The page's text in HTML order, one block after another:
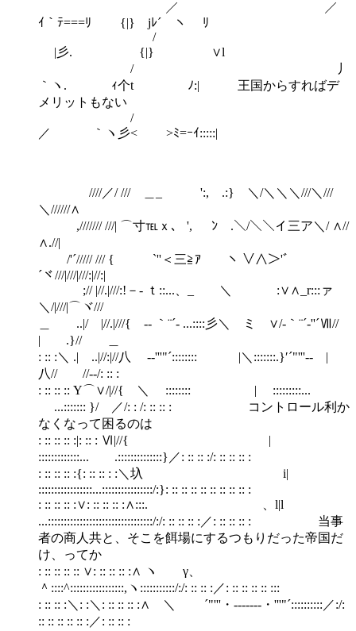
／ ／
ｲ｀ﾃ===ﾘ {|} jﾚ´ ヽ ﾘ
/
|彡. {|} ∨l
/ 丿
｀ヽ. ｨ个t ﾉ:| 王国からすればデ
メリットもない
/
／ ｀ヽ彡< >ﾐ=ｰｲ:::::|
////／/ /// ＿_ ':, .:} ＼/＼＼＼///＼///
＼//////∧
,/////// ///| ⌒寸℡ｘ、 ', ﾝ .＼/＼＼イ三ア＼/ ∧//
∧.//|
/'´///// /// { `''＜三≧ｱ ヽ ∨∧＞'ﾞ
´ヾ///|///|///:|//:|
;// |//.|///:!－- ｔ::...、_ ＼ :∨∧_r:::ァ
＼/|///|⌒ヾ///
＿ ..|/ |//.|///{ゝ-- ｀¨´- ...::::彡＼ ミ ∨/-｀¨´-''´Ⅶ//
| .}// ＿
: :: :＼ .| ..|//:|//八 -‐'''"´:::::::: |＼:::::::.}′´"'''‐- |
八// //--/: :: :
: :: :: :: Y⌒∨/|//{ ＼ :::::::: | :::::::::...
...::::::: }/ ／/: : /: :: :: : コントロール利か
なくなって困るのは
: :: :: :: :|: :: : Ⅵ|//{ |
:::::::::::::... .::::::::::::::}／: :: :: :/: :: :: :: :
: :: :: :: :{: :: :: : :＼圦 i|
:::::::::::::::::...::::::::::::::::/:}: :: :: :: :: :: :: :: :: :
: :: :: :: :∨: :: :: :: :∧:::. 、l|l
...:::::::::::::::::::::::::::::::::/:/: :: :: :: :／: :: :: :: : 当事
者の商人共と、そこを餌場にするつもりだった帝国だ
け、ってか
: :: :: :: :: ∨: :: :: :: :∧ ヽ γ、
＾::::^:::::::::::::::::,ヽ:::::::::::/:/: :: :: :／: :: :: :: :: :::
: :: :: :＼: :＼: :: :: :: :∧ ＼ ´"'''・‐-----‐・'''"´::::::::::／:/:
:: :: :: :: :: :／: :: :: :